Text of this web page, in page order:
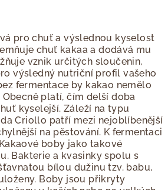
pro chuť a výslednou kyselost
chuť kakaa a dodává mu
vznik určitých sloučenin,
výsledný nutriční profil vašeho
fermentace by kakao nemělo
platí, čím delší doba
kyselejší. Záleží na typu
Criollo patří mezi nejoblíbenější
na pěstování. K fermentaci
boby jako takové
Bakterie a kvasinky spolu s
bílou dužinu tzv. babu,
Boby jsou přikryty